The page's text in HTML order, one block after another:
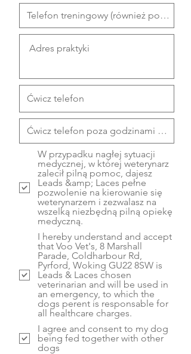
W przypadku nagłej sytuacji
medycznej, w której weterynarz
zalecił pilną pomoc, dajesz
Leads &amp; Laces pełne
pozwolenie na kierowanie się
weterynarzem i zezwalasz na
wszelką niezbędną pilną opiekę
medyczną.
I hereby understand and accept
that Voo Vet's, 8 Marshall
Parade, Coldharbour Rd,
Pyrford, Woking GU22 8SW is
Leads & Laces chosen
veterinarian and will be used in
an emergency, to which the
dogs perent is responsable for
all healthcare charges.
I agree and consent to my dog
being fed together with other
dogs